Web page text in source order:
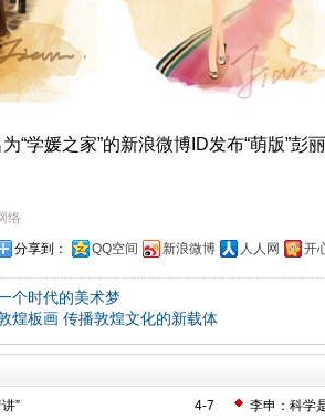
“学媛之家”的新浪微博ID发布“萌版”彭
络
分享到：
QQ空间 新浪微博 人人网 开
个时代的美术梦
煌板画 传播敦煌文化的新载体
4-7
”
李申：科学